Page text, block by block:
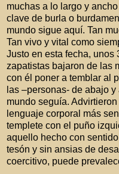
muchas a lo largo y
clave de burla o
mundo sigue aquí. Tan
Tan vivo y vital como
Justo en esta fecha,
zapatistas bajaron de las
con él poner a temblar al
las –personas- de abajo
mundo seguía.
lenguaje corporal más
templete con el puño
aquello hecho con
tesón y sin ansias de
coercitivo, puede